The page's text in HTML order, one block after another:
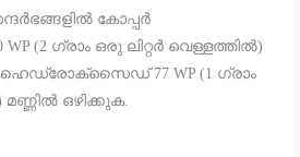
കോപ്പർ
(2 ഗ്രാം ഒരു ലിറ്റർ വെള്ളത്തിൽ)
77 WP (1 ഗ്രാം
മണ്ണിൽ ഒഴിക്കുക.